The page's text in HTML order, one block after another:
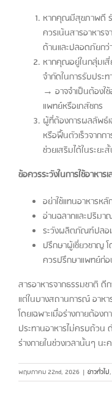
หากคุณมีสุขภาพดี
ควรเน้นสารอาหาร
ด้านและปลอดภัยกว่
หากคุณอยู่ในกลุ่มเ
จำกัดในการรับประ
→ อาจจำเป็นต้องใช้
แพทย์หรือเภสัชกร
ผู้ที่ต้องการผลลัพธ์เ
หรือฟื้นตัวเร็วจากก
ช่วยเสริมได้ในระยะ
ข้อควรระวังในการใช้อาหาร
อย่าใช้แทนอาหารหลั
อ่านฉลากและปริมา
ระวังผลิตภัณฑ์ปลอม
ปรึกษาผู้เชี่ยวชาญ
ควรปรึกษาแพทย์ก่
สารอาหารจากธรรมชาติ ดี
แต่ในบางสถานการณ์ อาห
โดยเฉพาะเมื่อร่างกายต้อง
ประทานอาหารไม่ครบถ้วน
ร่างกายในช่วงเวลานั้นๆ นะ
พฤษภาคม 22nd, 2026 | ข่าวทั่วไป